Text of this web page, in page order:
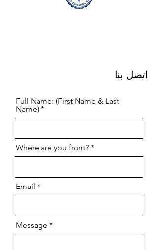
اتصل بنا
Full Name: (First Name & Last
Name)
Where are you from?
Email
Message